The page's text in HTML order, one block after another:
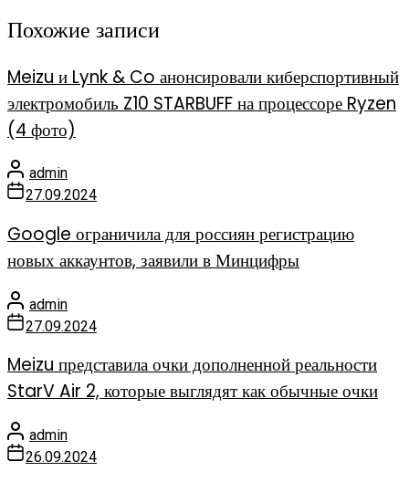
Похожие записи
Meizu и Lynk & Co анонсировали киберспортивный
электромобиль Z10 STARBUFF на процессоре Ryzen
(4 фото)
admin
27.09.2024
Google ограничила для россиян регистрацию
новых аккаунтов, заявили в Минцифры
admin
27.09.2024
Meizu представила очки дополненной реальности
StarV Air 2, которые выглядят как обычные очки
admin
26.09.2024